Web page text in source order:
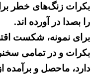
را بصدا در آورده اند.
برای نمونه، شکست
بکرات و در تمامی
دارد، ماحصل و